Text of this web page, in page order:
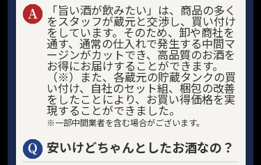
「旨い酒が飲みたい」は、商品の多く
をスタッフが蔵元と交渉し、買い付け
をしています。そのため、卸や商社を
通す、通常の仕入れで発生する中間マ
ージンがカットでき、高品質のお酒を
お得にお届けすることができます。
（※）また、各蔵元の貯蔵タンクの買
い付け、自社のセット組、梱包の改善
をしたことにより、お買い得価格を実
現することができました。
※一部中間業者を含む場合がございます。
安いけどちゃんとしたお酒なの？